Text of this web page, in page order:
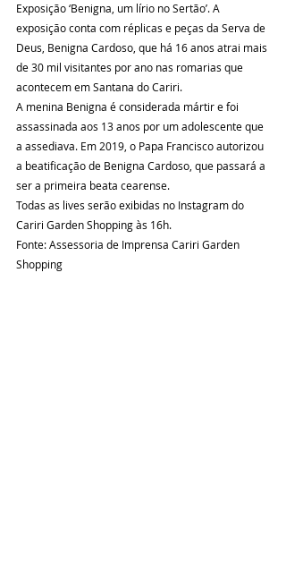
Exposição ‘Benigna, um lírio no Sertão’. A
exposição conta com réplicas e peças da Serva de
Deus, Benigna Cardoso, que há 16 anos atrai mais
de 30 mil visitantes por ano nas romarias que
acontecem em Santana do Cariri.
A menina Benigna é considerada mártir e foi
assassinada aos 13 anos por um adolescente que
a assediava. Em 2019, o Papa Francisco autorizou
a beatificação de Benigna Cardoso, que passará a
ser a primeira beata cearense.
Todas as lives serão exibidas no Instagram do
Cariri Garden Shopping às 16h.
Fonte: Assessoria de Imprensa Cariri Garden
Shopping